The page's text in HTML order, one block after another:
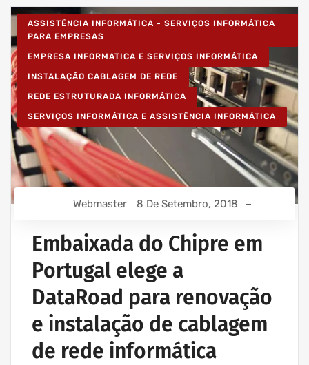
ASSISTÊNCIA INFORMÁTICA - SERVIÇOS INFORMÁTICA
PARA EMPRESAS
EMPRESA INFORMATICA E SERVIÇOS INFORMÁTICA
INSTALAÇÃO CABLAGEM DE REDE
REDE ESTRUTURADA INFORMÁTICA
SERVIÇOS INFORMÁTICA E ASSISTÊNCIA INFORMÁTICA
Webmaster 8 De Setembro, 2018
Embaixada do Chipre em
Portugal elege a
DataRoad para renovação
e instalação de cablagem
de rede informática